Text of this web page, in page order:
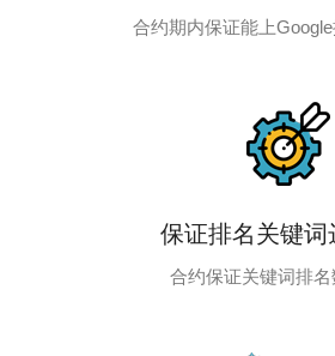
合约期内保证能上
保证排名关键词
合约保证关键词排名